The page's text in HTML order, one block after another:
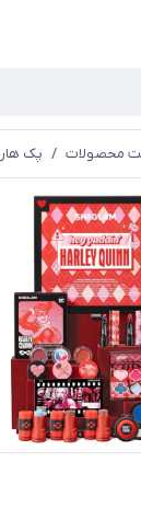
محصولات / پک